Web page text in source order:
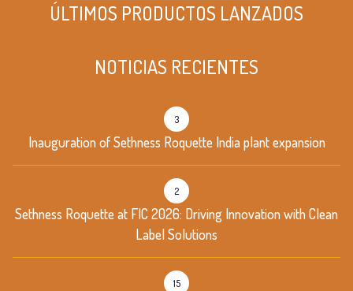
ÚLTIMOS PRODUCTOS LANZADOS
NOTICIAS RECIENTES
Inauguration of Sethness Roquette India plant expansion
3
Sethness Roquette at FIC 2026: Driving Innovation with Clean
Label Solutions
2
15